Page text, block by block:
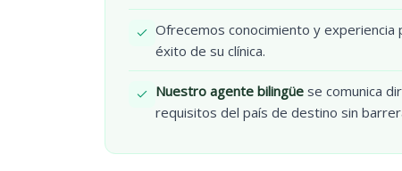
Ofrecemos conocimiento y
éxito de su clínica.
Nuestro agente bilingüe se comunica
requisitos del país de destino sin